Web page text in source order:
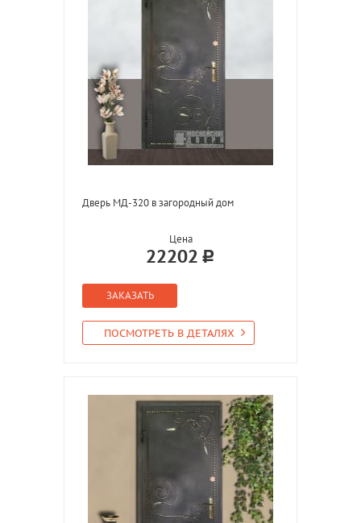
Дверь МД-320 в загородный дом
Цена
22202
ЗАКАЗАТЬ
ПОСМОТРЕТЬ В ДЕТАЛЯХ